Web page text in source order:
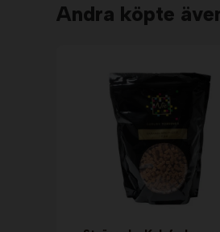
Andra köpte